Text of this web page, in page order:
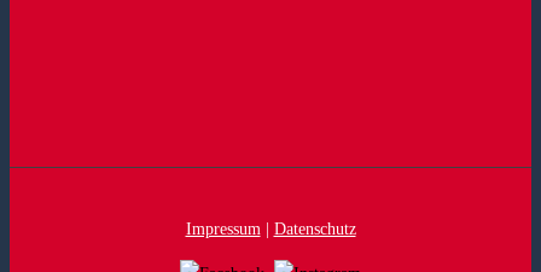
Impressum| Datenschutz